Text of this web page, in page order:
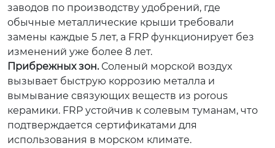
заводов по производству удобрений, где
обычные металлические крыши требовали
замены каждые 5 лет, а FRP функционирует без
изменений уже более 8 лет.
Прибрежных зон.Соленый морской воздух
вызывает быструю коррозию металла и
вымывание связующих веществ из porous
керамики. FRP устойчив к солевым туманам, что
подтверждается сертификатами для
использования в морском климате.